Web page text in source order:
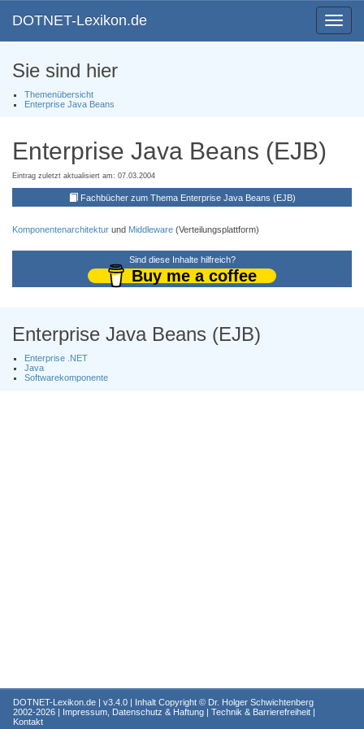
Toggle
DOTNET-Lexikon.de
Sie sind hier
Themenübersicht
Enterprise Java Beans
Enterprise Java Beans (EJB)
Eintrag zuletzt aktualisiert am: 07.03.2004
Fachbücher zum Thema Enterprise Java Beans (EJB)
Komponentenarchitektur und Middleware (Verteilungsplattform)
Sind diese Inhalte hilfreich?
Buy me a coffee
Enterprise Java Beans (EJB)
Enterprise .NET
Java
Softwarekomponente
DOTNET-Lexikon.de | v3.4.0 | Inhalt Copyright © Dr. Holger Schwichtenberg
2002-2026 | Impressum, Datenschutz & Haftung | Technik & Barrierefreiheit |
Kontakt